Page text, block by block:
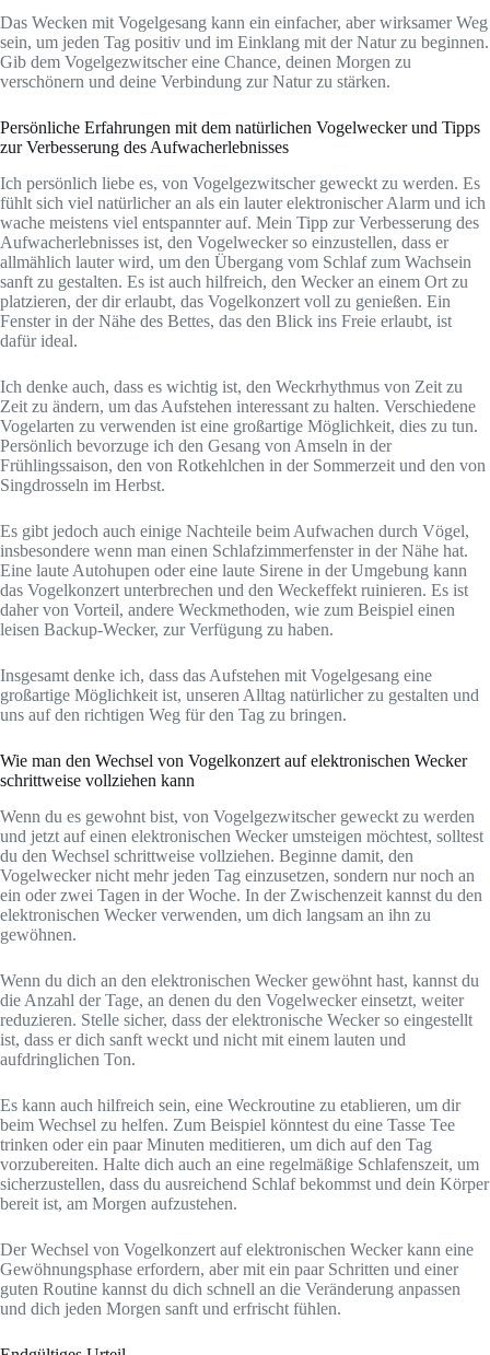
Das Wecken mit Vogelgesang kann ein einfacher, aber wirksamer Weg
sein, um jeden Tag positiv und im Einklang mit der Natur zu beginnen.
Gib dem Vogelgezwitscher eine Chance, deinen Morgen zu
verschönern und deine Verbindung zur Natur zu stärken.
Persönliche Erfahrungen mit dem natürlichen Vogelwecker und Tipps
zur Verbesserung des Aufwacherlebnisses
Ich persönlich liebe es, von Vogelgezwitscher geweckt zu werden. Es
fühlt sich viel natürlicher an als ein lauter elektronischer Alarm und ich
wache meistens viel entspannter auf. Mein Tipp zur Verbesserung des
Aufwacherlebnisses ist, den Vogelwecker so einzustellen, dass er
allmählich lauter wird, um den Übergang vom Schlaf zum Wachsein
sanft zu gestalten. Es ist auch hilfreich, den Wecker an einem Ort zu
platzieren, der dir erlaubt, das Vogelkonzert voll zu genießen. Ein
Fenster in der Nähe des Bettes, das den Blick ins Freie erlaubt, ist
dafür ideal.
Ich denke auch, dass es wichtig ist, den Weckrhythmus von Zeit zu
Zeit zu ändern, um das Aufstehen interessant zu halten. Verschiedene
Vogelarten zu verwenden ist eine großartige Möglichkeit, dies zu tun.
Persönlich bevorzuge ich den Gesang von Amseln in der
Frühlingssaison, den von Rotkehlchen in der Sommerzeit und den von
Singdrosseln im Herbst.
Es gibt jedoch auch einige Nachteile beim Aufwachen durch Vögel,
insbesondere wenn man einen Schlafzimmerfenster in der Nähe hat.
Eine laute Autohupen oder eine laute Sirene in der Umgebung kann
das Vogelkonzert unterbrechen und den Weckeffekt ruinieren. Es ist
daher von Vorteil, andere Weckmethoden, wie zum Beispiel einen
leisen Backup-Wecker, zur Verfügung zu haben.
Insgesamt denke ich, dass das Aufstehen mit Vogelgesang eine
großartige Möglichkeit ist, unseren Alltag natürlicher zu gestalten und
uns auf den richtigen Weg für den Tag zu bringen.
Wie man den Wechsel von Vogelkonzert auf elektronischen Wecker
schrittweise vollziehen kann
Wenn du es gewohnt bist, von Vogelgezwitscher geweckt zu werden
und jetzt auf einen elektronischen Wecker umsteigen möchtest, solltest
du den Wechsel schrittweise vollziehen. Beginne damit, den
Vogelwecker nicht mehr jeden Tag einzusetzen, sondern nur noch an
ein oder zwei Tagen in der Woche. In der Zwischenzeit kannst du den
elektronischen Wecker verwenden, um dich langsam an ihn zu
gewöhnen.
Wenn du dich an den elektronischen Wecker gewöhnt hast, kannst du
die Anzahl der Tage, an denen du den Vogelwecker einsetzt, weiter
reduzieren. Stelle sicher, dass der elektronische Wecker so eingestellt
ist, dass er dich sanft weckt und nicht mit einem lauten und
aufdringlichen Ton.
Es kann auch hilfreich sein, eine Weckroutine zu etablieren, um dir
beim Wechsel zu helfen. Zum Beispiel könntest du eine Tasse Tee
trinken oder ein paar Minuten meditieren, um dich auf den Tag
vorzubereiten. Halte dich auch an eine regelmäßige Schlafenszeit, um
sicherzustellen, dass du ausreichend Schlaf bekommst und dein Körper
bereit ist, am Morgen aufzustehen.
Der Wechsel von Vogelkonzert auf elektronischen Wecker kann eine
Gewöhnungsphase erfordern, aber mit ein paar Schritten und einer
guten Routine kannst du dich schnell an die Veränderung anpassen
und dich jeden Morgen sanft und erfrischt fühlen.